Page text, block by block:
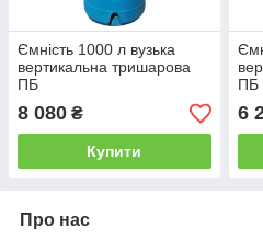
Ємність 1000 л вузька
вертикальна тришарова
ПБ
8 080 ₴
Купити
ПБ
6
Про нас